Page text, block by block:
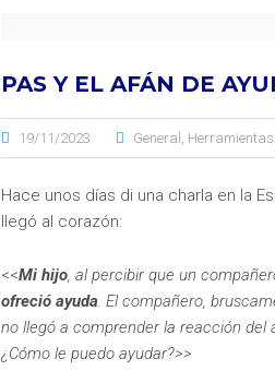
PAS Y EL AFÁN DE
19/11/2023 General ,
Hace unos días di una charla en la
llegó al corazón:
<<Mi hijo, al percibir que un
ofreció ayuda. El compañero,
no llegó a comprender la reacción del
¿Cómo le puedo ayudar?>>